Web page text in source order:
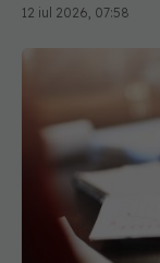
12 iul 2026, 07:58